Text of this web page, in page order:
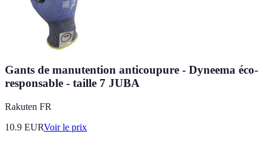
Gants de manutention anticoupure - Dyneema éco-
responsable - taille 7 JUBA
Rakuten FR
10.9 EURVoir le prix